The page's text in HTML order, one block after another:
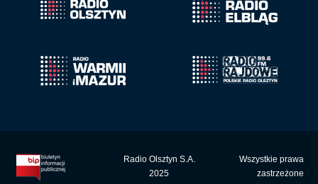
Radio Olsztyn S.A.
2025
Wszystkie prawa
zastrzeżone